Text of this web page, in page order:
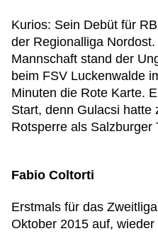
Kurios: Sein Debüt für
der Regionalliga
Mannschaft stand der
beim FSV Luckenwalde
Minuten die Rote Karte.
Start, denn Gulacsi hatte
Rotsperre als Salzburger
Fabio Coltorti
Erstmals für das
Oktober 2015 auf,